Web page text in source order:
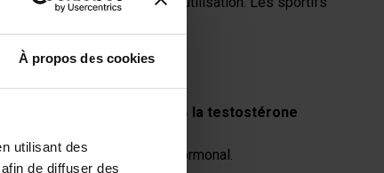
À propos des cookies
utilisant des
de diffuser des
+23 % la testostérone
sans perturber l’équilibre hormonal.